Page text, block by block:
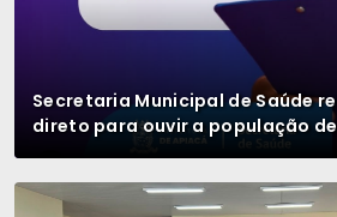
Secretaria Municipal de Saúde
direto para ouvir a população